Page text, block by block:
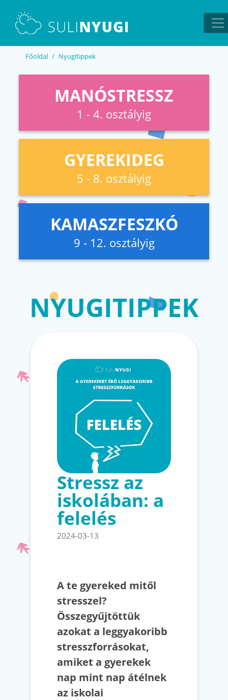
Főoldal Nyugitippek
MANÓSTRESSZ
1 - 4. osztályig
GYEREKIDEG
5 - 8. osztályig
KAMASZFESZKÓ
9 - 12. osztályig
NYUGITIPPEK
Stressz az
iskolában: a
felelés
2024-03-13
A te gyereked mitől
stresszel?
Összegyűjtöttük
azokat a leggyakoribb
stresszforrásokat,
amiket a gyerekek
nap mint nap átélnek
az iskolai